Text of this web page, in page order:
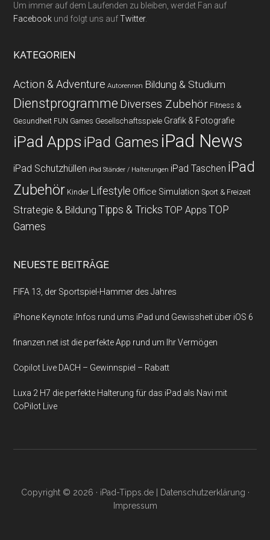
Um immer auf dem Laufenden zu bleiben, werdet Fan auf
Facebook und folgt uns aufTwitter.
KATEGORIEN
Action & Adventure Autorennen Bildung & Studium
Dienstprogramme Diverses Zubehör Fitness &
Gesundheit FUN Games Gesellschaftsspiele Grafik & Fotografie
iPad Apps iPad Games iPad News
iPad Schutzhüllen iPad Ständer / Halterungen iPad Taschen iPad
Zubehör Kinder Lifestyle Office Simulation Sport & Freizeit
Strategie & Bildung Tipps & Tricks TOP Apps TOP
Games
NEUESTE BEITRÄGE
FIFA 13, der Sportspiel-Hammer des Jahres
iPhone Keynote: Infos rund ums iPad und Gewissheit über iOS 6
finanzen.net ist die perfekte App rund um Ihr Vermögen
Copilot Live DACH – Gewinnspiel – Rabatt
Luxa 2 H7 die perfekte Halterung für das iPad als Navi mit
CoPilot Live
Copyright © 2026 · iPad-Tipps.de| Datenschutzerklärung ·
Impressum